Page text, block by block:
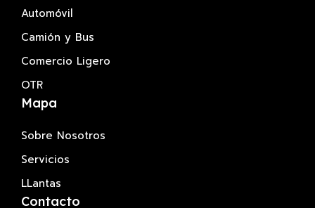
Automóvil
Camión y Bus
Comercio Ligero
OTR
Mapa
Sobre Nosotros
Servicios
LLantas
Contacto